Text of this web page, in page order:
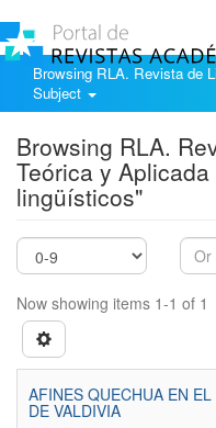
Browsing RLA. Revista de
Subject
Browsing RLA.
Teórica y
lingüísticos"
Now showing items 1-1 of 1
AFINES QUECHUA EN
DE VALDIVIA